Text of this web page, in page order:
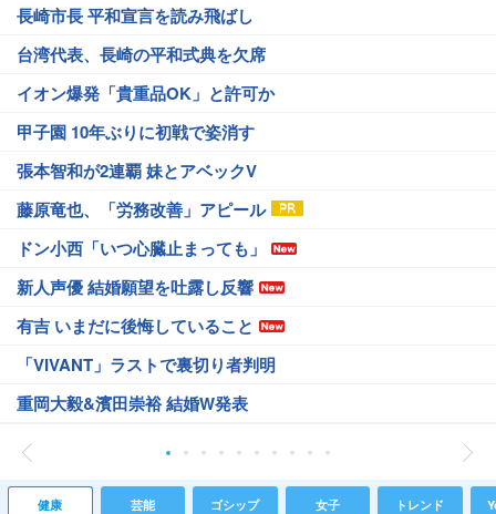
長崎市長 平和宣言を読み飛ばし
台湾代表、長崎の平和式典を欠席
イオン爆発「貴重品OK」と許可か
甲子園 10年ぶりに初戦で姿消す
張本智和が2連覇 妹とアベックV
藤原竜也、「労務改善」アピール
ドン小西「いつ心臓止まっても」
新人声優 結婚願望を吐露し反響
有吉 いまだに後悔していること
「VIVANT」ラストで裏切り者判明
重岡大毅&濱田崇裕 結婚W発表
健康 芸能 ゴシップ 女子 トレンド